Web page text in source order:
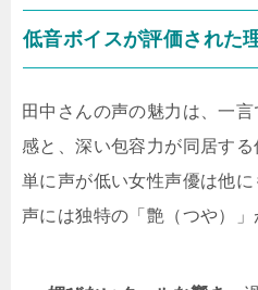
低音ボイスが評価された
田中さんの声の魅力は、一
感と、深い包容力が同居する
単に声が低い女性声優は他
声には独特の「艶（つや）」